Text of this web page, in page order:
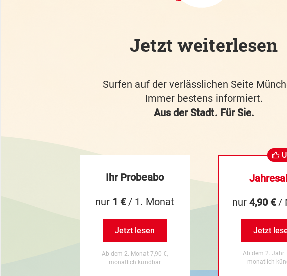
Jetzt weiterlesen
Surfen auf der verlässlichen Seite
Immer bestens informiert.
Aus der Stadt. Für Sie.
Ihr Probeabo
nur 1 €/ 1. Monat
Jetzt lesen
Ab dem 2. Monat 7,90 €,
monatlich kündbar
nur4,90 €/
Jetzt
Ab dem 2. Jahr
monatlich